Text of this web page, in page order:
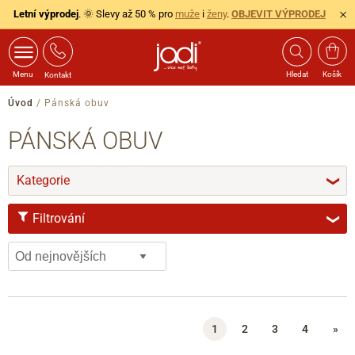
Letní výprodej. 🌞 Slevy až 50 % pro muže i ženy. OBJEVIT VÝPRODEJ
Menu Kontakt Hledat Košík
Úvod / Pánská obuv
PÁNSKÁ OBUV
Kategorie ❯
Filtrování ❯
VELIKOST
1 2 3 4 »